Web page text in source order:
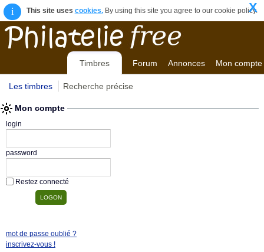
i This site uses cookies.By using this site you agree to our cookie policy.
X
Timbres Forum Annonces Mon compte
Les timbres Recherche précise
Mon compte
login
password
Restez connecté
mot de passe oublié ?
inscrivez-vous !